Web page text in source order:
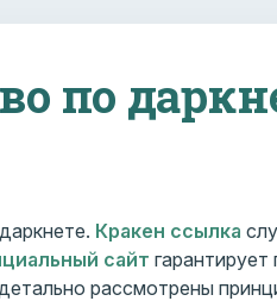
по
Кракен ссылка
сайт
рассмотрены